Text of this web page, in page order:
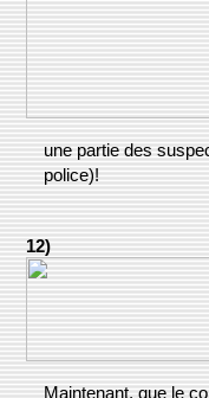
une partie des
police)!
12)
Maintenant, que le